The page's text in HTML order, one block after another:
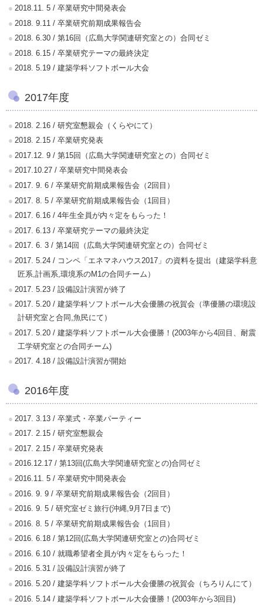
2018.11. 5 / 卒業研究中間発表会
2018. 9.11 / 卒業研究前期成果報告会
2018. 6.30 / 第16回（広島大学関連研究室との）合同ゼミ
2018. 6.15 / 卒業研究テーマの最終決定
2018. 5.19 / 建築学科ソフトボール大会
2017年度
2018. 2.16 / 研究室懇親会（くらやにて）
2018. 2.15 / 卒業研究発表
2017.12. 9 / 第15回（広島大学関連研究室との）合同ゼミ
2017.10.27 / 卒業研究中間発表会
2017. 9. 6 / 卒業研究前期成果報告会（2回目）
2017. 8. 5 / 卒業研究前期成果報告会（1回目）
2017. 6.16 / 4年生全員が内々定をもらった！
2017. 6.13 / 卒業研究テーマの最終決定
2017. 6. 3 / 第14回（広島大学関連研究室との）合同ゼミ
2017. 5.24 / コンペ「エネマネハウス2017」の資料を提出（建築学科意
匠系,計画系,環境系のM1の合同チーム）
2017. 5.23 / 設備設計演習が終了
2017. 5.20 / 建築学科ソフトボール大会優勝の祝賀会（準優勝の環境設
計研究室と合同,魚民にて）
2017. 5.20 / 建築学科ソフトボール大会優勝！(2003年から4回目、耐震
工学研究室との合同チーム)
2017. 4.18 / 設備設計演習が開始
2016年度
2017. 3.13 / 卒業式・卒業パーティー
2017. 2.15 / 研究室懇親会
2017. 2.15 / 卒業研究発表
2016.12.17 / 第13回(広島大学関連研究室との)合同ゼミ
2016.11. 5 / 卒業研究中間発表会
2016. 9. 9 / 卒業研究前期成果報告会（2回目）
2016. 9. 5 / 研究室ゼミ旅行(沖縄,9月7日まで)
2016. 8. 5 / 卒業研究前期成果報告会（1回目）
2016. 6.18 / 第12回(広島大学関連研究室との)合同ゼミ
2016. 6.10 / 就職希望者全員が内々定をもらった！
2016. 5.31 / 設備設計演習が終了
2016. 5.20 / 建築学科ソフトボール大会優勝の祝賀会（ちろりんにて）
2016. 5.14 / 建築学科ソフトボール大会優勝！(2003年から3回目)